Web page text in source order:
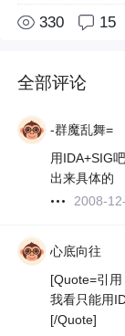
330 15
全部评论
-群魔乱舞=
用IDA+SIG
出来具体的
2008-
心底向往
[Quote=引
我看只能用
[/Quote]